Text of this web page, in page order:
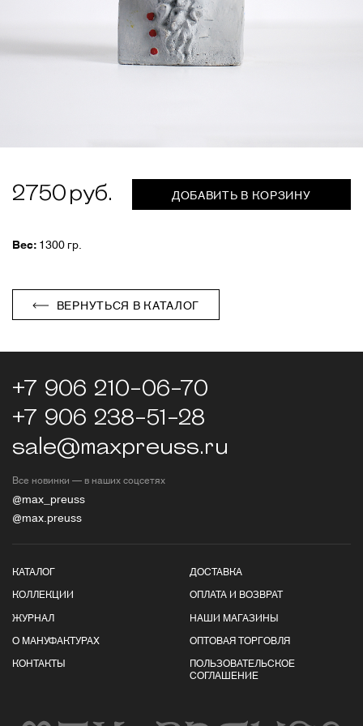
2750 ДОБАВИТЬ В КОРЗИНУ
Вес: 1300 гр.
ВЕРНУТЬСЯ В КАТАЛОГ
+7 906 210-06-70
+7 906 238-51-28
sale@maxpreuss.ru
Все новинки — в наших соцсетях
@max_preuss
@max.preuss
КАТАЛОГ
КОЛЛЕКЦИИ
ЖУРНАЛ
О МАНУФАКТУРАХ
КОНТАКТЫ
ДОСТАВКА
ОПЛАТА И ВОЗВРАТ
НАШИ МАГАЗИНЫ
ОПТОВАЯ ТОРГОВЛЯ
ПОЛЬЗОВАТЕЛЬСКОЕ
СОГЛАШЕНИЕ